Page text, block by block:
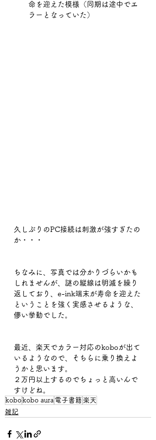
命を迎えた模様（同期は途中でエ
ラーとなっていた）
久しぶりのPC接続は刺激が強すぎたの
か・・・
ちなみに、写真では分かりづらいかも
しれませんが、謎の縦線は明滅を繰り
返しており、e-ink端末が寿命を迎えた
ということを強く実感させるような、
儚い挙動でした。
最近、楽天でカラー対応のkoboが出て
いるようなので、そちらに乗り換えよ
うかと思います。
２万円以上するのでちょっと高いんで
すけどね。
kobo kobo aura 電子書籍 楽天
雑記